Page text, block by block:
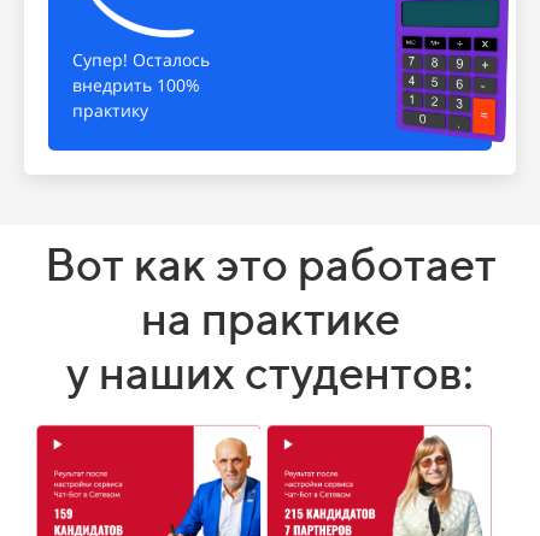
Супер! Осталось
внедрить 100%
практику
Вот как это работает
на практике
у наших студентов: